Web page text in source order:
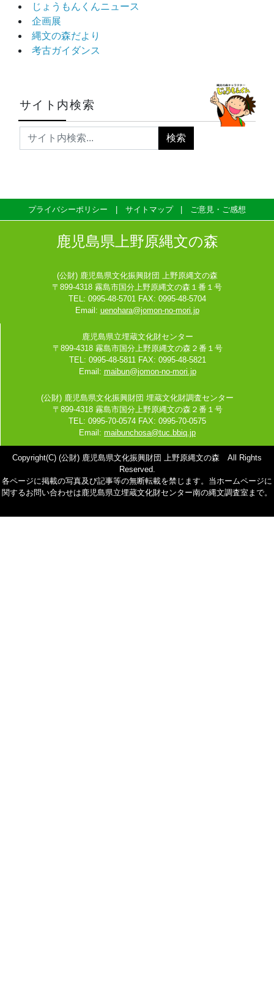
じょうもんくんニュース
企画展
縄文の森だより
考古ガイダンス
サイト内検索
プライバシーポリシー サイトマップ ご意見・ご感想
鹿児島県上野原縄文の森
(公財) 鹿児島県文化振興財団 上野原縄文の森
〒899-4318 霧島市国分上野原縄文の森１番１号
TEL: 0995-48-5701 FAX: 0995-48-5704
Email: uenohara@jomon-no-mori.jp
鹿児島県立埋蔵文化財センター
〒899-4318 霧島市国分上野原縄文の森２番１号
TEL: 0995-48-5811 FAX: 0995-48-5821
Email: maibun@jomon-no-mori.jp
(公財) 鹿児島県文化振興財団 埋蔵文化財調査センター
〒899-4318 霧島市国分上野原縄文の森２番１号
TEL: 0995-70-0574 FAX: 0995-70-0575
Email: maibunchosa@tuc.bbiq.jp
Copyright(C) (公財) 鹿児島県文化振興財団 上野原縄文の森 All Rights
Reserved.
各ページに掲載の写真及び記事等の無断転載を禁じます。当ホームページに
関するお問い合わせは鹿児島県立埋蔵文化財センター南の縄文調査室まで。